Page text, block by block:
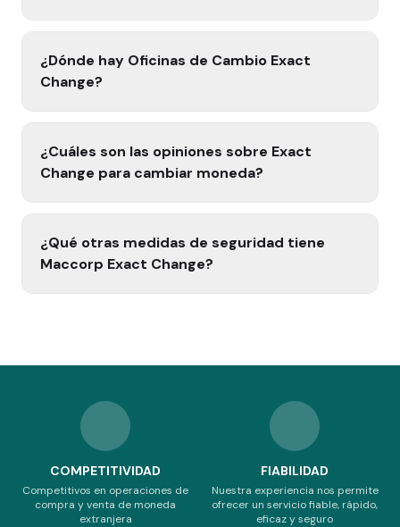
¿Dónde hay Oficinas de Cambio Exact
Change?
¿Cuáles son las opiniones sobre Exact
Change para cambiar moneda?
¿Qué otras medidas de seguridad tiene
Maccorp Exact Change?
COMPETITIVIDAD
Competitivos en operaciones de
compra y venta de moneda
extranjera
FIABILIDAD
Nuestra experiencia nos permite
ofrecer un servicio fiable, rápido,
eficaz y seguro